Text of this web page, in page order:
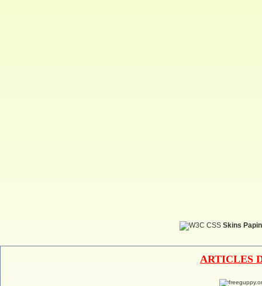
Skins
ARTICLES